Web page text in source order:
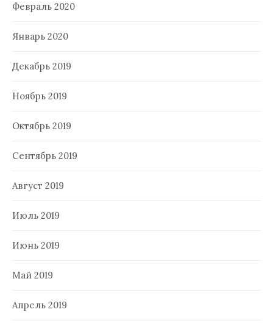
Февраль 2020
Январь 2020
Декабрь 2019
Ноябрь 2019
Октябрь 2019
Сентябрь 2019
Август 2019
Июль 2019
Июнь 2019
Май 2019
Апрель 2019